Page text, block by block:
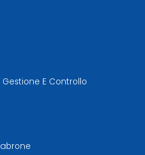
E Controllo